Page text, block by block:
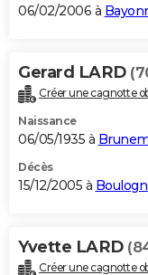
06/02/2006 à
Gerard LARD
Créer une cagnotte
Naissance
06/05/1935 à
Décès
15/12/2005 à
Yvette LARD
Créer une cagnotte